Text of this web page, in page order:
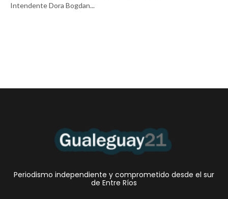
Intendente Dora Bogdan...
Periodismo independiente y comprometido desde el sur
de Entre Ríos